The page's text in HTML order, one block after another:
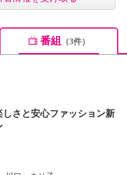
番組 （3件）
さと安心ファッション新